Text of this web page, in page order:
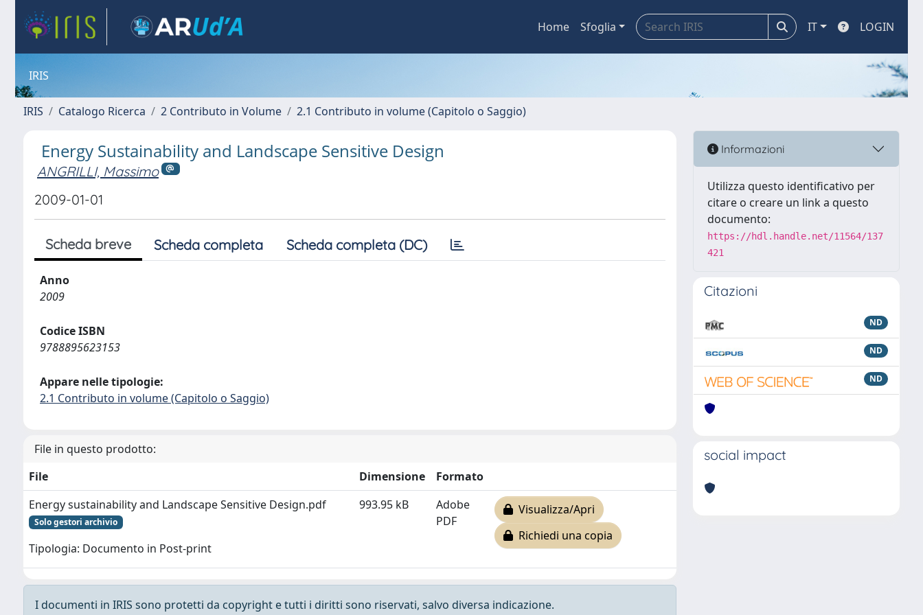
Home Sfoglia IT LOGIN
IRIS
IRIS Catalogo Ricerca 2 Contributo in Volume 2.1 Contributo in volume (Capitolo o Saggio)
Energy Sustainability and Landscape Sensitive Design
ANGRILLI, Massimo
2009-01-01
Scheda breve Scheda completa Scheda completa (DC)
Anno
2009
Codice ISBN
9788895623153
Appare nelle tipologie:
2.1 Contributo in volume (Capitolo o Saggio)
File in questo prodotto:
File
Dimensione
Formato
Energy sustainability and Landscape Sensitive Design.pdf
Solo gestori archivio
Tipologia: Documento in Post-print
993.95 kB
Adobe
PDF
Visualizza/Apri
Richiedi una copia
I documenti in IRIS sono protetti da copyright e tutti i diritti sono riservati, salvo diversa indicazione.
Informazioni
Utilizza questo identificativo per
citare o creare un link a questo
documento:
https://hdl.handle.net/11564/137
421
Citazioni
ND
ND
ND
social impact